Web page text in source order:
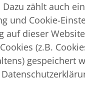
zählt auch
und Cookie-
auf dieser
(z.B.
gespeichert